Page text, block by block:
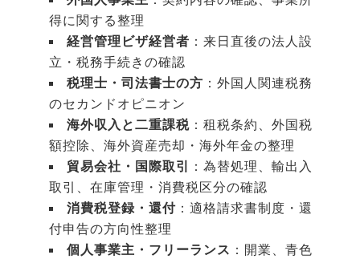
得に関する整理
経営管理ビザ経営者 ：来日直後の法人設
立・税務手続きの確認
税理士・司法書士の方 ：外国人関連税務
のセカンドオピニオン
海外収入と二重課税：租税条約、外国税
額控除、海外資産売却・海外年金の整理
貿易会社・国際取引
：為替処理、輸出入
取引、在庫管理・消費税区分の確認
消費税登録・還付：適格請求書制度・還
付申告の方向性整理
個人事業主・フリーランス ：開業、青色